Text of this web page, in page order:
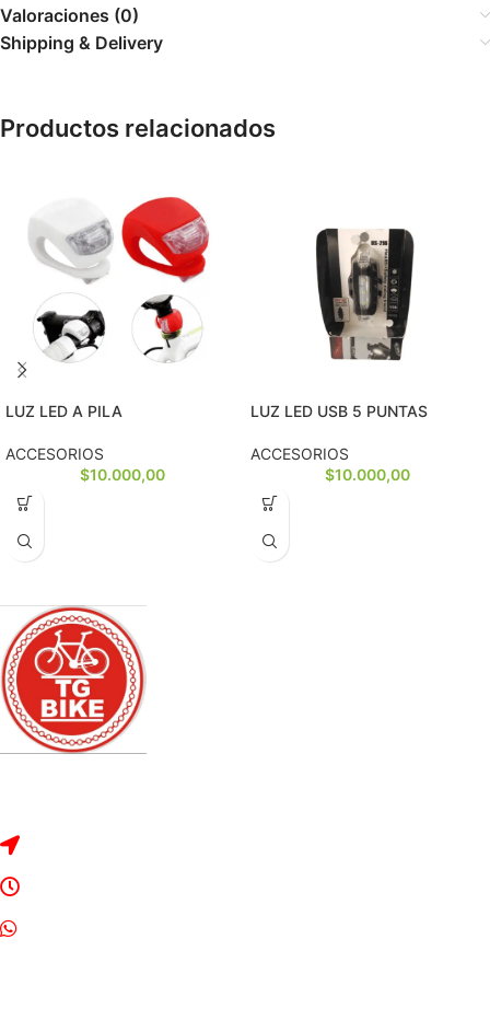
Valoraciones (0)
Shipping & Delivery
Productos relacionados
LUZ LED A PILA
ACCESORIOS
$10.000,00
LUZ LED USB 5 PUNTAS
ACCESORIOS
$10.000,00